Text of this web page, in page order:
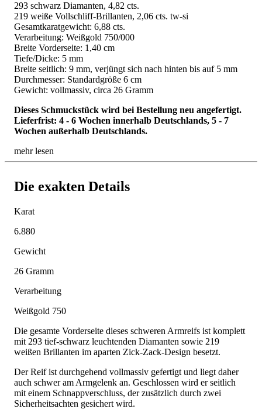
293 schwarz Diamanten, 4,82 cts.
219 weiße Vollschliff-Brillanten, 2,06 cts. tw-si
Gesamtkaratgewicht: 6,88 cts.
Verarbeitung: Weißgold 750/000
Breite Vorderseite: 1,40 cm
Tiefe/Dicke: 5 mm
Breite seitlich: 9 mm, verjüngt sich nach hinten bis auf 5 mm
Durchmesser: Standardgröße 6 cm
Gewicht: vollmassiv, circa 26 Gramm
Dieses Schmuckstück wird bei Bestellung neu angefertigt.
Lieferfrist: 4 - 6 Wochen innerhalb Deutschlands, 5 - 7
Wochen außerhalb Deutschlands.
mehr lesen
Die exakten Details
Karat
6.880
Gewicht
26 Gramm
Verarbeitung
Weißgold 750
Die gesamte Vorderseite dieses schweren Armreifs ist komplett
mit 293 tief-schwarz leuchtenden Diamanten sowie 219
weißen Brillanten im aparten Zick-Zack-Design besetzt.
Der Reif ist durchgehend vollmassiv gefertigt und liegt daher
auch schwer am Armgelenk an. Geschlossen wird er seitlich
mit einem Schnappverschluss, der zusätzlich durch zwei
Sicherheitsachten gesichert wird.